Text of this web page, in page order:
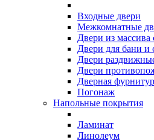
Входные двери
Межкомнатные
Двери из массива
Двери для бани и
Двери
Двери
Дверная
Погонаж
Напольные покрытия
Ламинат
Линолеум